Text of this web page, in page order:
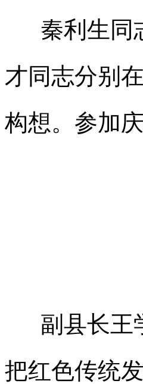
秦利生同
才同志分别
构想。参加
副县长王
把红色传统